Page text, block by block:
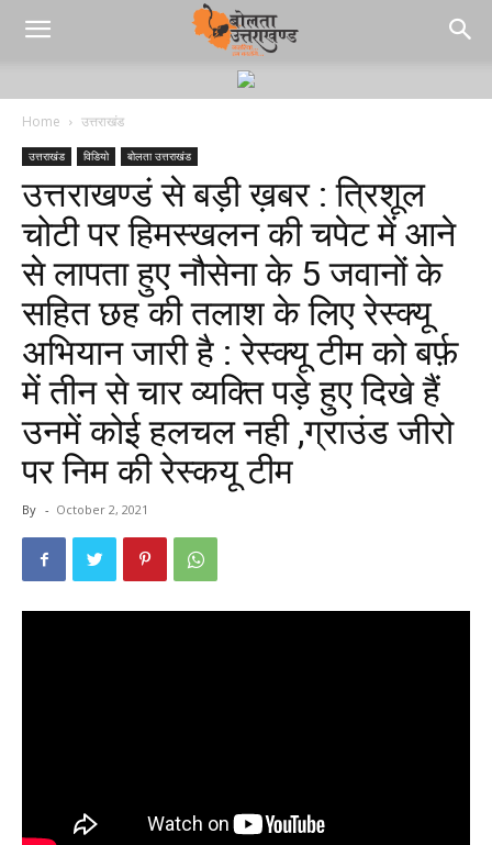
Home उत्तराखंड
उत्तराखंड विडियो बोलता उत्तराखंड
उत्तराखण्डं से बड़ी ख़बर : त्रिशूल
चोटी पर हिमस्खलन की चपेट में आने
से लापता हुए नौसेना के 5 जवानों के
सहित छह की तलाश के लिए रेस्क्यू
अभियान जारी है : रेस्‍क्‍यू टीम को बर्फ़
में तीन से चार व्यक्ति पड़े हुए दिखे हैं
उनमें कोई हलचल नही ,ग्राउंड जीरो
पर निम की रेस्कयू टीम
By - October 2, 2021